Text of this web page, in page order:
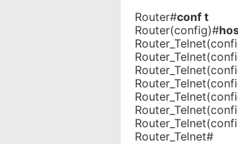
Router#conf t
Router(config)#
Router_Telnet#